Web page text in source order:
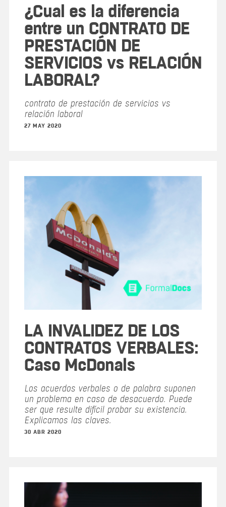
¿Cual es la diferencia
entre un CONTRATO DE
PRESTACIÓN DE
SERVICIOS vs RELACIÓN
LABORAL?
contrato de prestación de servicios vs
relación laboral
27 MAY 2020
LA INVALIDEZ DE LOS
CONTRATOS VERBALES:
Caso McDonals
Los acuerdos verbales o de palabra suponen
un problema en caso de desacuerdo. Puede
ser que resulte difícil probar su existencia.
Explicamos las claves.
30 ABR 2020